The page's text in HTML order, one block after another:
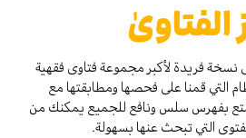
الفتاوىٰ
نسخة فريدة لأكبر مجموعة فتاوى فقهية
التي قمنا على فحصها ومطابقتها مع
بفهرس سلس ونافع للجميع يمكنك من
التي تبحث عنها بسهولة.